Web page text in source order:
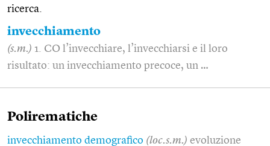
ricerca.
invecchiamento
(s.m.) 1. CO l’invecchiare, l’invecchiarsi e il loro
risultato: un invecchiamento precoce, un …
Polirematiche
invecchiamento demografico (loc.s.m.) evoluzione